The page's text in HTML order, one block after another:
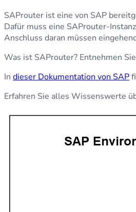
SAProuter ist eine von SAP
Dafür muss eine SAProuter-
Anschluss daran müssen
Was ist SAProuter? Entnehmen
In dieser Dokumentation von SAP
Erfahren Sie alles Wissenswerte